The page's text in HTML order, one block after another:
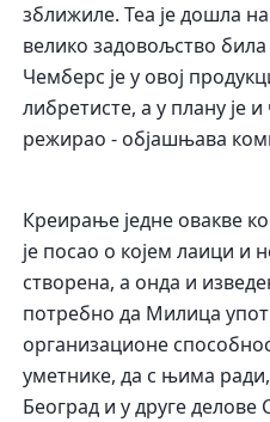
зближиле. Теа је дошла
велико задовољство
Чемберс је у овој
либретисте, а у плану је
режирао - објашњава
Креирање једне овакве
је посао о којем лаици и
створена, а онда и
потребно да Милица
организационе
уметнике, да с њима ради,
Београд и у друге делове